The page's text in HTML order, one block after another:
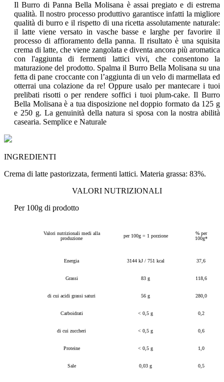
Il Burro di Panna Bella Molisana è assai pregiato e di estrema
qualità. Il nostro processo produttivo garantisce infatti la migliore
qualità di burro e il rispetto di una ricetta assolutamente naturale:
il latte viene versato in vasche basse e larghe per favorire il
processo di affioramento della panna. Il risultato è una squisita
crema di latte, che viene zangolata e diventa ancora più aromatica
con l'aggiunta di fermenti lattici vivi, che consentono la
maturazione del prodotto. Spalma il Burro Bella Molisana su una
fetta di pane croccante con l’aggiunta di un velo di marmellata ed
otterrai una colazione da re! Oppure usalo per mantecare i tuoi
prelibati risotti o per rendere soffici i tuoi plum-cake. Il Burro
Bella Molisana è a tua disposizione nel doppio formato da 125 g
e 250 g. La genuinità della natura si sposa con la nostra abilità
casearia. Semplice e Naturale
INGREDIENTI
Crema di latte pastorizzata, fermenti lattici. Materia grassa: 83%.
VALORI NUTRIZIONALI
Per 100g di prodotto
Valori nutrizionali medi alla
produzione
per 100g = 1 porzione
% per
100g*
Energia 3144 kJ / 751 kcal 37,6
Grassi 83 g 118,6
di cui acidi grassi saturi 56 g 280,0
Carboidrati < 0,5 g 0,2
di cui zuccheri < 0,5 g 0,6
Proteine < 0,5 g 1,0
Sale 0,03 g 0,5